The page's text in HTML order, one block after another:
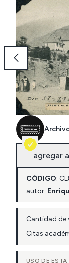
agregar
CÓDIGO: CL
autor:
Cantidad de
Citas
USO DE ESTA